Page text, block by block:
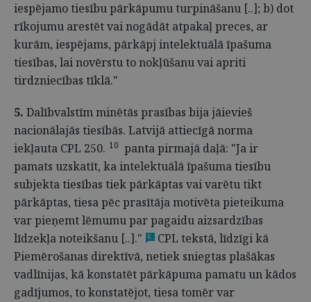
iespējamo tiesību pārkāpumu turpināšanu [..]; b) dot
rīkojumu arestēt vai nogādāt atpakaļ preces, ar
kurām, iespējams, pārkāpj intelektuālā īpašuma
tiesības, lai novērstu to nokļūšanu vai apriti
tirdzniecības tīklā."
5. Dalībvalstīm minētās prasības bija jāievieš
nacionālajās tiesībās. Latvijā attiecīgā norma
iekļauta CPL 250. 10 panta pirmajā daļā: "Ja ir
pamats uzskatīt, ka intelektuālā īpašuma tiesību
subjekta tiesības tiek pārkāptas vai varētu tikt
pārkāptas, tiesa pēc prasītāja motivēta pieteikuma
var pieņemt lēmumu par pagaidu aizsardzības
līdzekļa noteikšanu [..]."
6
CPL tekstā, līdzīgi kā
Piemērošanas direktīvā, netiek sniegtas plašākas
vadlīnijas, kā konstatēt pārkāpuma pamatu un kādos
gadījumos, to konstatējot, tiesa tomēr var